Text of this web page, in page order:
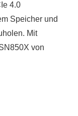
4.0
Speicher und
Mit
von